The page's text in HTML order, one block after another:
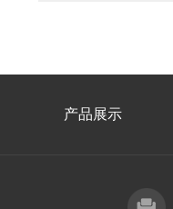
产品展示